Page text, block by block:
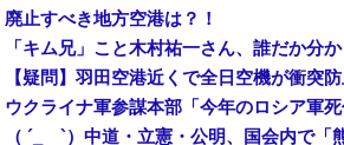
廃止すべき地方空港は？！